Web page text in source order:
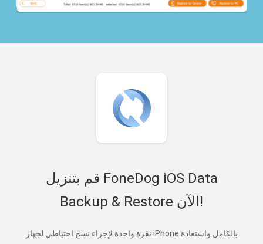
قم بتنزيل FoneDog iOS Data
Backup & Restore الآن!
نقرة واحدة لإجراء نسخ احتياطي لجهاز iPhone بالكامل واستعادة